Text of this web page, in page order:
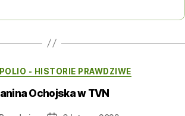
Categories
- HISTORIE PRAWDZIWE
Ochojska w TVN